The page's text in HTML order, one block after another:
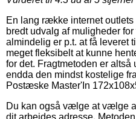
En lang række internet
bredt udvalg af muligheder
almindelig er p.t. at få leveret
meget fleksibelt at kunne
for det. Fragtmetoden er
endda den mindst kostelige
Postæske Master'In
Du kan også vælge at vælge
dit arbejdes adresse.